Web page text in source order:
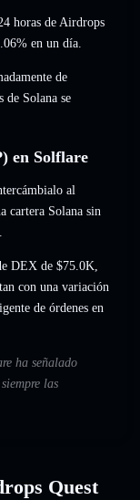
horas de Airdrops
en un día.
de
Solana se
en Solflare
al
cartera Solana sin
DEX de $75.0K,
con una variación
de órdenes en
ha señalado
las
Quest